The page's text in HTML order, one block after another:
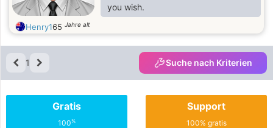
you wish.
Henry165 Jahre alt
1 Suche nach Kriterien
Gratis
100%
Support
100% gratis